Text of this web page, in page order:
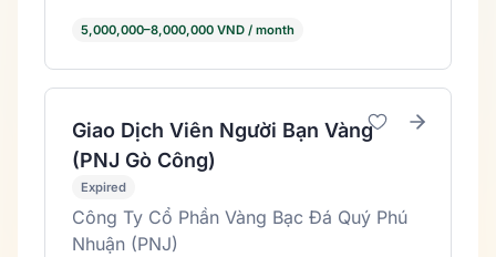
5,000,000–8,000,000 VND / month
Giao Dịch Viên Người Bạn Vàng
(PNJ Gò Công)
Expired
Công Ty Cổ Phần Vàng Bạc Đá Quý Phú
Nhuận (PNJ)